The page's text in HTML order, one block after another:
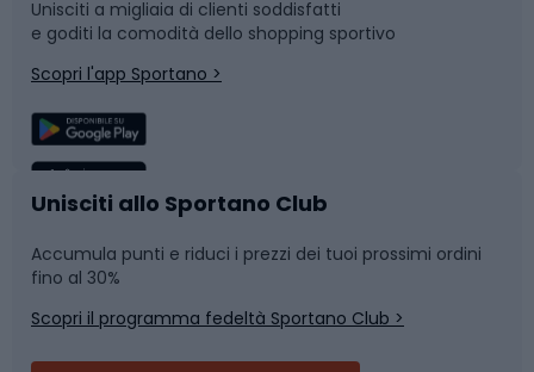
Corsa
Sport di squadra
Caschi da ciclismo
Skitouring
Snowboard
Camminata nordica
Nuoto
Pattinaggio
Unisciti a migliaia di clienti soddisfatti
e goditi la comodità dello shopping sportivo
Scopri l'app Sportano >
Unisciti allo Sportano Club
Accumula punti e riduci i prezzi dei tuoi prossimi ordini
fino al 30%
Scopri il programma fedeltà Sportano Club >